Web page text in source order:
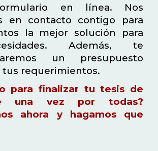
en línea. Nos
en contacto contigo para
la mejor solución para
Además, te
un presupuesto
tus requerimientos.
para finalizar tu tesis de
una vez por todas?
ahora y hagamos que